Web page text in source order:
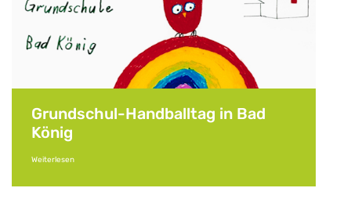
Grundschul-Handballtag in Bad
König
Weiterlesen